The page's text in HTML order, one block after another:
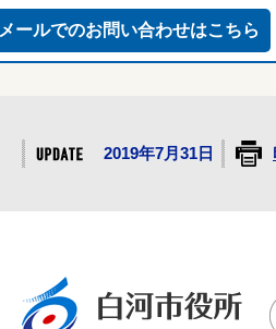
メールでのお問い合わせはこちら
2019年7月31日
白